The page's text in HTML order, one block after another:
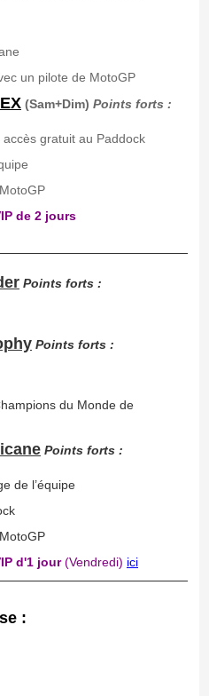
un pilote de MotoGP
(Sam+Dim) Points forts :
gratuit au Paddock
de 2 jours
Points forts :
Points forts :
du Monde de
Points forts :
de l’équipe
d'1 jour(Vendredi) ici
: